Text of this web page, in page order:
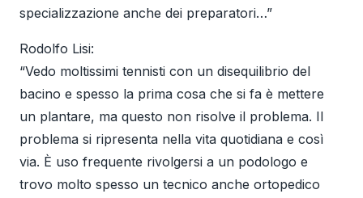
specializzazione anche dei preparatori…”
Rodolfo Lisi:
“Vedo moltissimi tennisti con un disequilibrio del
bacino e spesso la prima cosa che si fa è mettere
un plantare, ma questo non risolve il problema. Il
problema si ripresenta nella vita quotidiana e così
via. È uso frequente rivolgersi a un podologo e
trovo molto spesso un tecnico anche ortopedico